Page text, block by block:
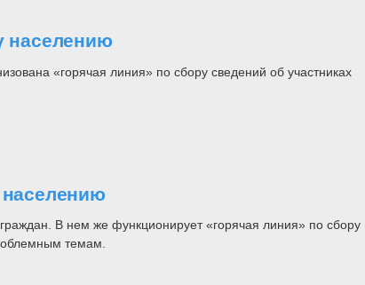
населению
«горячая линия» по сбору сведений об участниках
В нем же функционирует «горячая линия» по сбору
темам.